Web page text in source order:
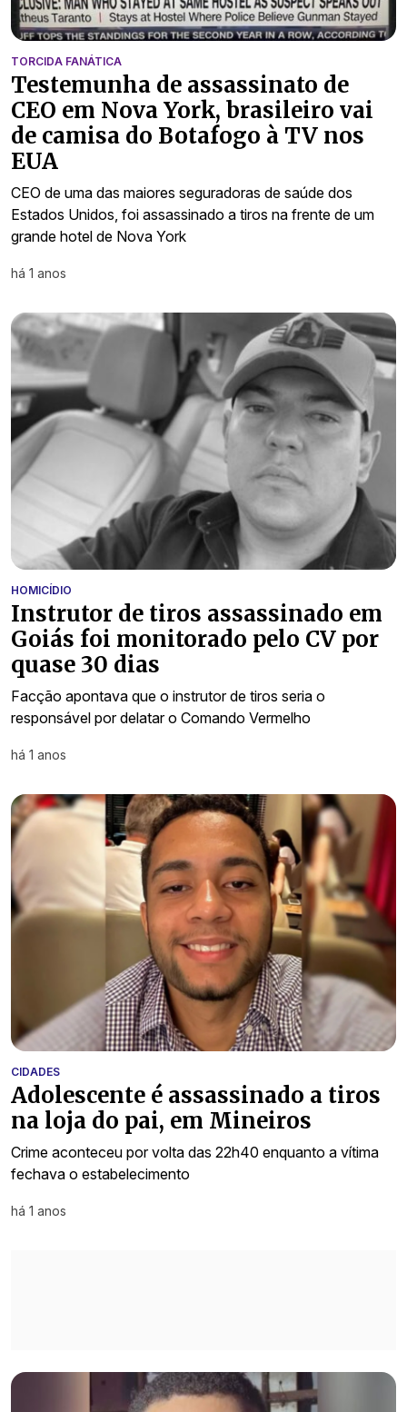
TORCIDA FANÁTICA
Testemunha de assassinato de
CEO em Nova York, brasileiro vai
de camisa do Botafogo à TV nos
EUA
CEO de uma das maiores seguradoras de saúde dos
Estados Unidos, foi assassinado a tiros na frente de um
grande hotel de Nova York
há 1 anos
HOMICÍDIO
Instrutor de tiros assassinado em
Goiás foi monitorado pelo CV por
quase 30 dias
Facção apontava que o instrutor de tiros seria o
responsável por delatar o Comando Vermelho
há 1 anos
CIDADES
Adolescente é assassinado a tiros
na loja do pai, em Mineiros
Crime aconteceu por volta das 22h40 enquanto a vítima
fechava o estabelecimento
há 1 anos